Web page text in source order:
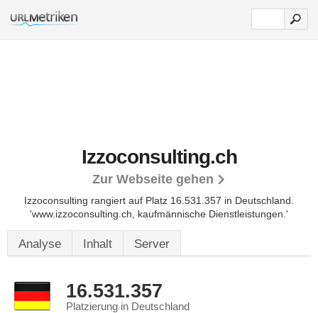
Izzoconsulting.ch
Zur Webseite gehen
Izzoconsulting rangiert auf Platz 16.531.357 in Deutschland.
'www.izzoconsulting.ch, kaufmännische Dienstleistungen.'
Analyse Inhalt Server
16.531.357
Platzierung in Deutschland